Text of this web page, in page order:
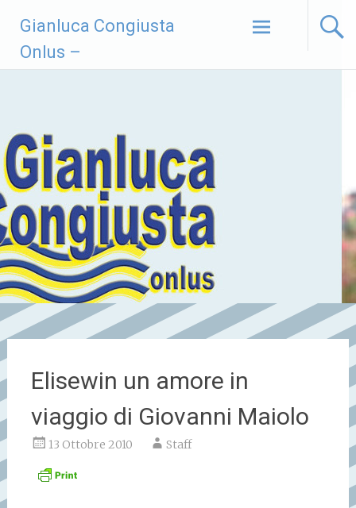
contenuto
Gianluca Congiusta
Onlus –
Elisewin un amore in
viaggio di Giovanni Maiolo
13 Ottobre 2010 Staff